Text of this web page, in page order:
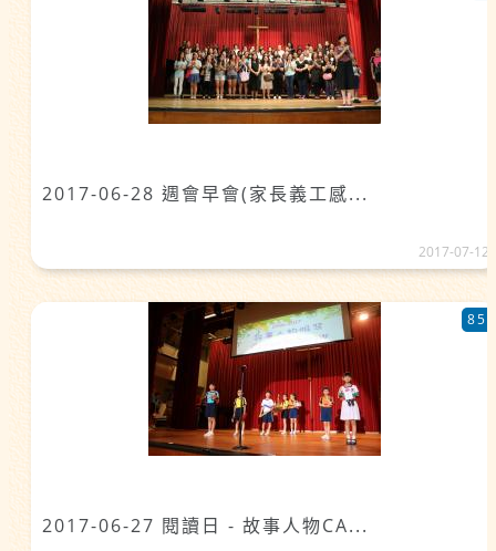
2017-06-28 週會早會(家長義工感...
2017-07-12
2017-06-27 閱讀日 - 故事人物CA...
85